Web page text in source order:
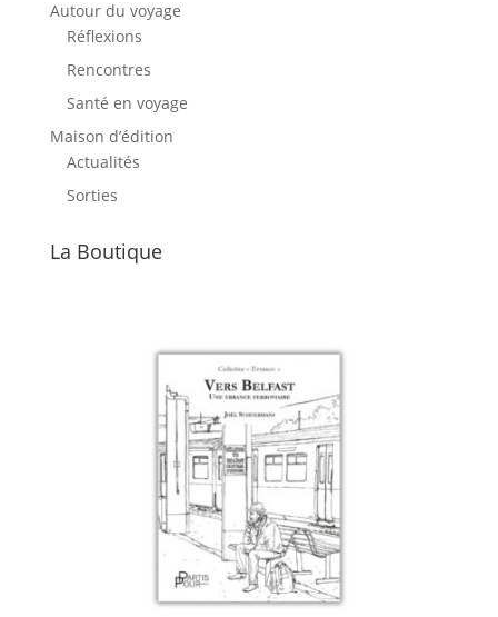
Autour du voyage
Réflexions
Rencontres
Santé en voyage
Maison d’édition
Actualités
Sorties
La Boutique